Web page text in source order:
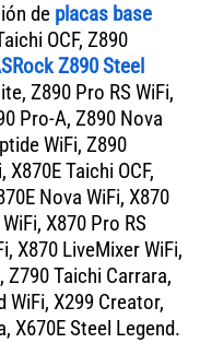
de placas base
OCF, Z890
Z890 Steel
Z890 Pro RS WiFi,
Pro-A, Z890 Nova
WiFi, Z890
Taichi OCF,
Nova WiFi, X870
X870 Pro RS
X870 LiveMixer WiFi,
Z790 Taichi Carrara,
WiFi, X299 Creator,
X670E Steel Legend.